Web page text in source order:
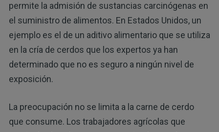
permite la admisión de sustancias carcinógenas en
el suministro de alimentos. En Estados Unidos, un
ejemplo es el de un aditivo alimentario que se utiliza
en la cría de cerdos que los expertos ya han
determinado que no es seguro a ningún nivel de
exposición.
La preocupación no se limita a la carne de cerdo
que consume. Los trabajadores agrícolas que